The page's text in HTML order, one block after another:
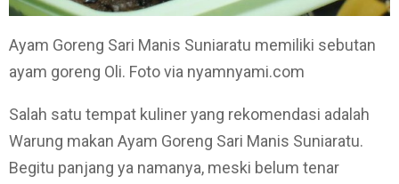
Ayam Goreng Sari Manis Suniaratu memiliki sebutan
ayam goreng Oli. Foto via nyamnyami.com
Salah satu tempat kuliner yang rekomendasi adalah
Warung makan Ayam Goreng Sari Manis Suniaratu.
Begitu panjang ya namanya, meski belum tenar